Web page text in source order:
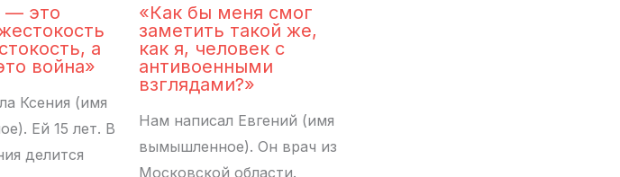
— это
а
война»
Ксения (имя
Ей 15 лет. В
делится
«Как бы меня смог
заметить такой же,
как я, человек с
антивоенными
взглядами?»
Нам написал Евгений (имя
вымышленное). Он врач из
Московской области.